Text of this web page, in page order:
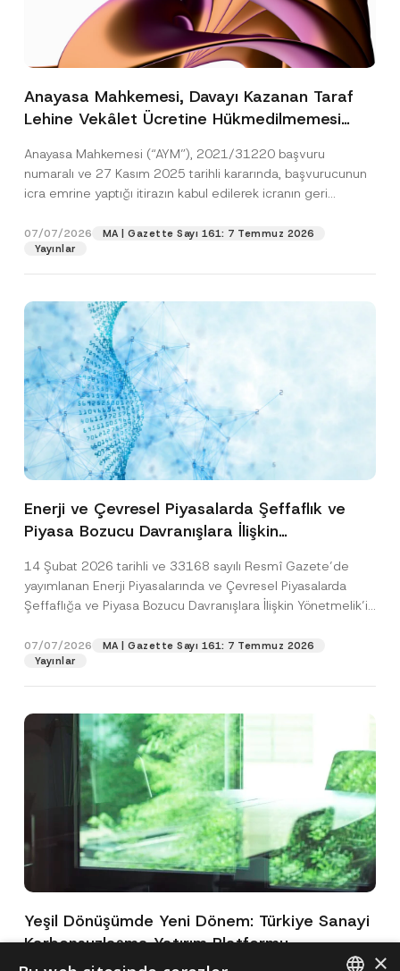
Anayasa Mahkemesi, Davayı Kazanan Taraf
Lehine Vekâlet Ücretine Hükmedilmemesi
Edildiğine Karar Verdi
Anayasa Mahkemesi (“AYM”), 2021/31220 başvuru
numaralı ve 27 Kasım 2025 tarihli kararında, başvurucunun
icra emrine yaptığı itirazın kabul edilerek icranın geri
07/07/2026
MA | Gazette Sayı 161: 7 Temmuz 2026
Yayınlar
Enerji ve Çevresel Piyasalarda Şeffaflık ve
Piyasa Bozucu Davranışlara İlişkin
14 Şubat 2026 tarihli ve 33168 sayılı Resmî Gazete’de
yayımlanan Enerji Piyasalarında ve Çevresel Piyasalarda
Şeffaflığa ve Piyasa Bozucu Davranışlara İlişkin Yönetmelik’in
07/07/2026
MA | Gazette Sayı 161: 7 Temmuz 2026
Yayınlar
Yeşil Dönüşümde Yeni Dönem: Türkiye Sanayi
Karbonsuzlaşma Yatırım Platformu
Oluşturuldu
×